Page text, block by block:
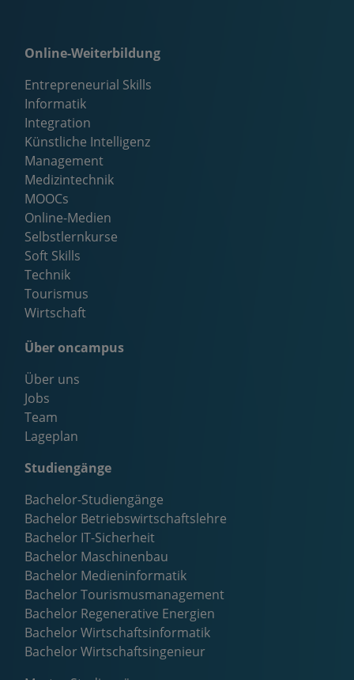
Online-Weiterbildung
Entrepreneurial Skills
Informatik
Integration
Künstliche Intelligenz
Management
Medizintechnik
MOOCs
Online-Medien
Selbstlernkurse
Soft Skills
Technik
Tourismus
Wirtschaft
Über oncampus
Über uns
Jobs
Team
Lageplan
Studiengänge
Bachelor-Studiengänge
Bachelor Betriebswirtschaftslehre
Bachelor IT-Sicherheit
Bachelor Maschinenbau
Bachelor Medieninformatik
Bachelor Tourismusmanagement
Bachelor Regenerative Energien
Bachelor Wirtschaftsinformatik
Bachelor Wirtschaftsingenieur